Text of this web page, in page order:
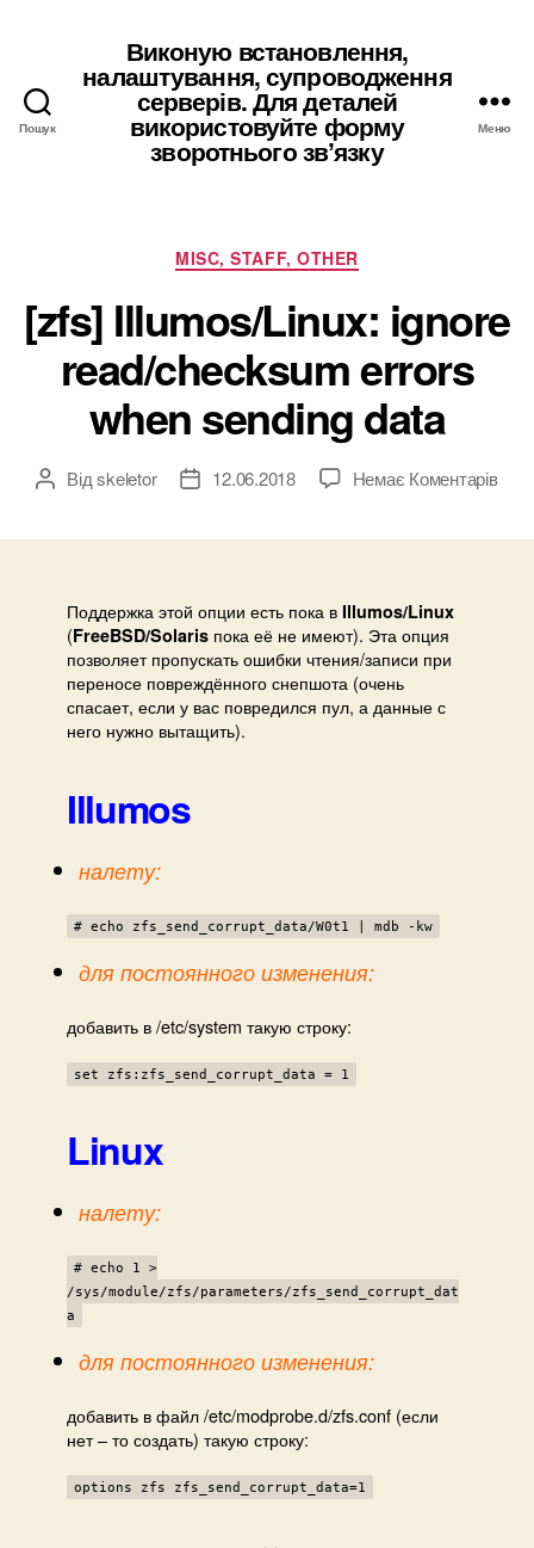
Пошук
Виконую встановлення,
налаштування, супроводження
серверів. Для деталей
використовуйте форму
зворотнього звʼязку
Меню
Категорії
MISC, STAFF, OTHER
[zfs] Illumos/Linux: ignore
read/checksum errors
when sending data
Автор
Відskeletor
Дата12.06.2018 Немає Коментарівдо
Поддержка этой опции есть пока в Illumos/Linux
(FreeBSD/Solaris пока её не имеют). Эта опция
позволяет пропускать ошибки чтения/записи при
переносе повреждённого снепшота (очень
спасает, если у вас повредился пул, а данные с
него нужно вытащить).
Illumos
налету:
# echo zfs_send_corrupt_data/W0t1 | mdb -kw
для постоянного изменения:
добавить в /etc/system такую строку:
set zfs:zfs_send_corrupt_data = 1
Linux
налету:
# echo 1 >
/sys/module/zfs/parameters/zfs_send_corrupt_dat
a
для постоянного изменения:
добавить в файл /etc/modprobe.d/zfs.conf (если
нет – то создать) такую строку:
options zfs zfs_send_corrupt_data=1